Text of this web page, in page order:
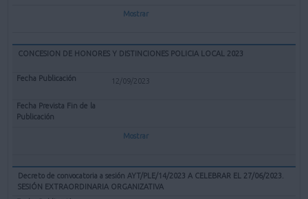
Mostrar
CONCESION DE HONORES Y DISTINCIONES POLICIA LOCAL 2023
12/09/2023
Mostrar
Decreto de convocatoria a sesión AYT/PLE/14/2023 A CELEBRAR EL 27/06/2023.
SESIÓN EXTRAORDINARIA ORGANIZATIVA